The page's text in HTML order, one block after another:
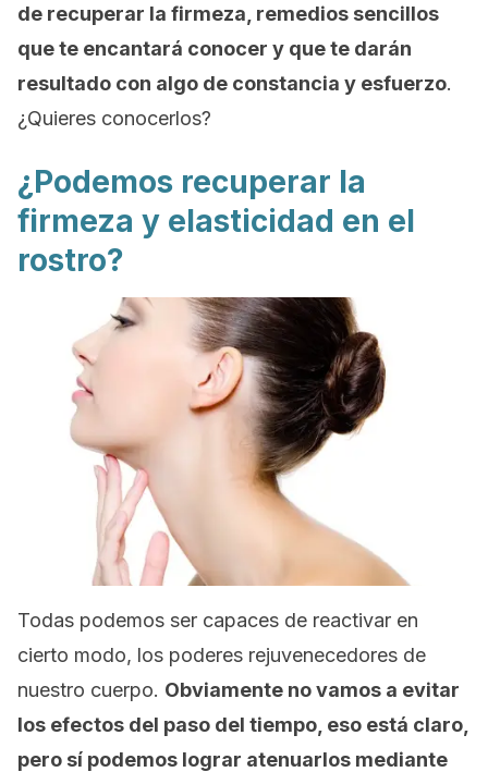
de recuperar la firmeza, remedios sencillos
que te encantará conocer y que te darán
resultado con algo de constancia y esfuerzo.
¿Quieres conocerlos?
¿Podemos recuperar la
firmeza y elasticidad en el
rostro?
Todas podemos ser capaces de reactivar en
cierto modo, los poderes rejuvenecedores de
nuestro cuerpo. Obviamente no vamos a evitar
los efectos del paso del tiempo, eso está claro,
pero sí podemos lograr atenuarlos mediante